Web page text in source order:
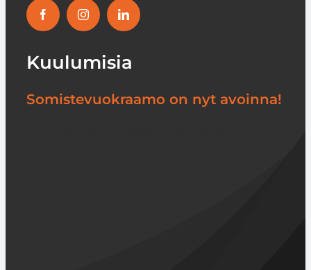
Kuulumisia
Somistevuokraamo on nyt avoinna!